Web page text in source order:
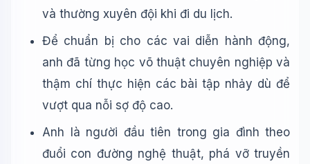
và thường xuyên đội khi đi du lịch.
Để chuẩn bị cho các vai diễn hành động,
anh đã từng học võ thuật chuyên nghiệp và
thậm chí thực hiện các bài tập nhảy dù để
vượt qua nỗi sợ độ cao.
Anh là người đầu tiên trong gia đình theo
đuổi con đường nghệ thuật, phá vỡ truyền